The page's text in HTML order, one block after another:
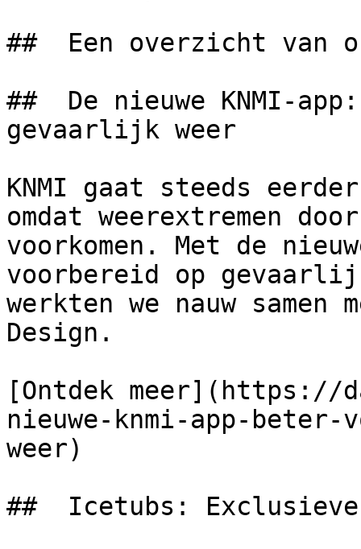
##  Een overzicht van
##  De nieuwe KNMI-
gevaarlijk weer
KNMI gaat steeds
omdat weerextremen
voorkomen. Met de
voorbereid op
werkten we nauw samen
Design.
[Ontdek meer](https://
nieuwe-knmi-app-
weer)
##  Icetubs: